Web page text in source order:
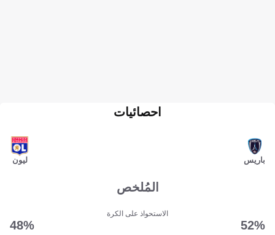
باريس
احصائيات
ليون
المُلخص
الاستحواذ على الكرة
52‎%‎
48‎%‎